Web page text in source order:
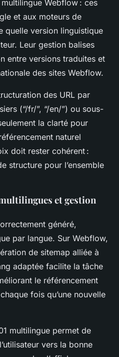
Webflow : ces
et aux moteurs de
quelle version linguistique
Leur gestion balises
entre versions traduites et
des sites Webflow.
des URL par
(“/fr/”, “/en/”) ou sous-
la clarté pour
naturel
doit rester cohérent :
structure pour l’ensemble
et gestion
généré,
par langue. Sur Webflow,
de sitemap alliée à
adaptée facilite la tâche
le référencement
fois qu’une nouvelle
multilingue permet de
vers la bonne